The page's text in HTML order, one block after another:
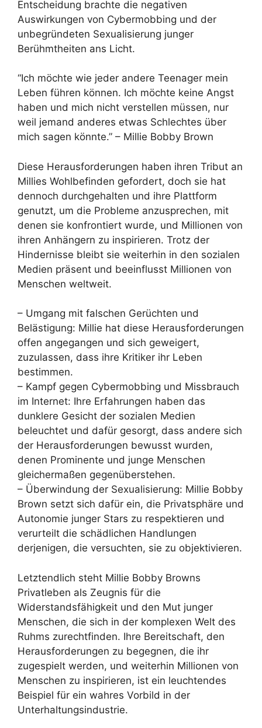
Entscheidung brachte die negativen
Auswirkungen von Cybermobbing und der
unbegründeten Sexualisierung junger
Berühmtheiten ans Licht.
“Ich möchte wie jeder andere Teenager mein
Leben führen können. Ich möchte keine Angst
haben und mich nicht verstellen müssen, nur
weil jemand anderes etwas Schlechtes über
mich sagen könnte.” – Millie Bobby Brown
Diese Herausforderungen haben ihren Tribut an
Millies Wohlbefinden gefordert, doch sie hat
dennoch durchgehalten und ihre Plattform
genutzt, um die Probleme anzusprechen, mit
denen sie konfrontiert wurde, und Millionen von
ihren Anhängern zu inspirieren. Trotz der
Hindernisse bleibt sie weiterhin in den sozialen
Medien präsent und beeinflusst Millionen von
Menschen weltweit.
– Umgang mit falschen Gerüchten und
Belästigung: Millie hat diese Herausforderungen
offen angegangen und sich geweigert,
zuzulassen, dass ihre Kritiker ihr Leben
bestimmen.
– Kampf gegen Cybermobbing und Missbrauch
im Internet: Ihre Erfahrungen haben das
dunklere Gesicht der sozialen Medien
beleuchtet und dafür gesorgt, dass andere sich
der Herausforderungen bewusst wurden,
denen Prominente und junge Menschen
gleichermaßen gegenüberstehen.
– Überwindung der Sexualisierung: Millie Bobby
Brown setzt sich dafür ein, die Privatsphäre und
Autonomie junger Stars zu respektieren und
verurteilt die schädlichen Handlungen
derjenigen, die versuchten, sie zu objektivieren.
Letztendlich steht Millie Bobby Browns
Privatleben als Zeugnis für die
Widerstandsfähigkeit und den Mut junger
Menschen, die sich in der komplexen Welt des
Ruhms zurechtfinden. Ihre Bereitschaft, den
Herausforderungen zu begegnen, die ihr
zugespielt werden, und weiterhin Millionen von
Menschen zu inspirieren, ist ein leuchtendes
Beispiel für ein wahres Vorbild in der
Unterhaltungsindustrie.